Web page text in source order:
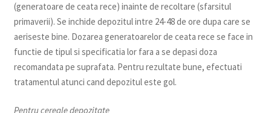
(generatoare de ceata rece) inainte de recoltare (sfarsitul
primaverii). Se inchide depozitul intre 24-48 de ore dupa care se
aeriseste bine. Dozarea generatoarelor de ceata rece se face in
functie de tipul si specificatia lor fara a se depasi doza
recomandata pe suprafata. Pentru rezultate bune, efectuati
tratamentul atunci cand depozitul este gol.
Pentru cereale depozitate